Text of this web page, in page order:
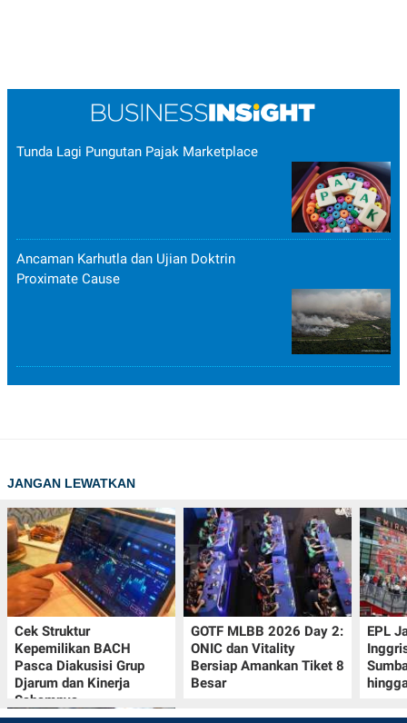
Tunda Lagi Pungutan Pajak Marketplace
Ancaman Karhutla dan Ujian Doktrin
Proximate Cause
JANGAN LEWATKAN
Cek Struktur
Kepemilikan BACH
Pasca Diakusisi Grup
Djarum dan Kinerja
Sahamnya
GOTF MLBB 2026 Day 2:
ONIC dan Vitality
Bersiap Amankan Tiket 8
Besar
EPL